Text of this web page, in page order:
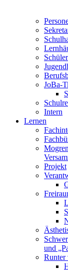
JoBa-
Intern
Lernen
Projekt
und
Runter